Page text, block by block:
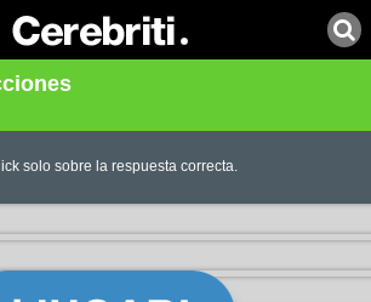
solo sobre la respuesta correcta.